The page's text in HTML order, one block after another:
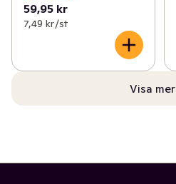
59,95 kr
7,49 kr /st
Visa mer